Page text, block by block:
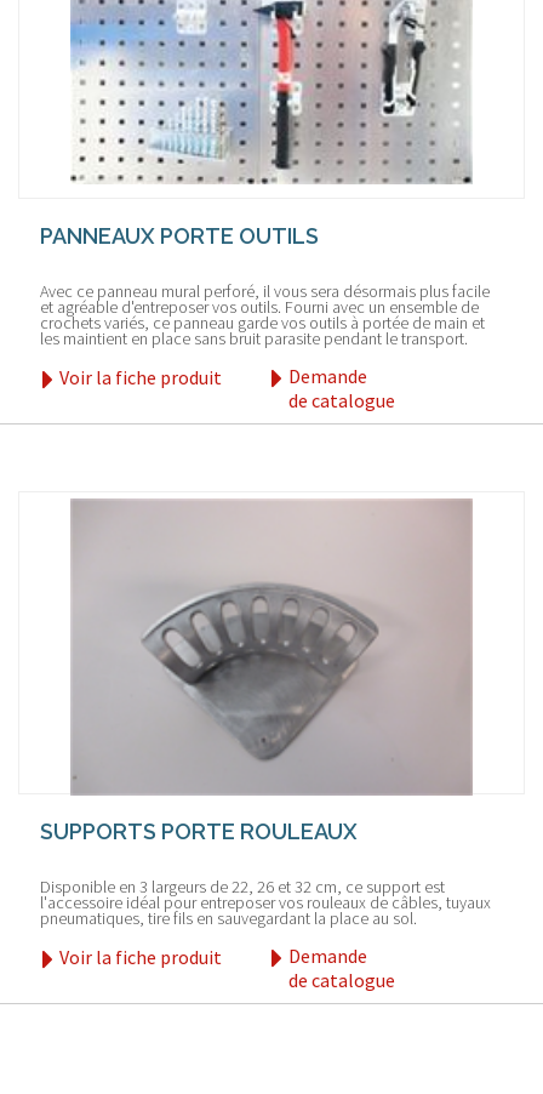
PANNEAUX PORTE OUTILS
Avec ce panneau mural perforé, il vous sera désormais plus facile
et agréable d'entreposer vos outils. Fourni avec un ensemble de
crochets variés, ce panneau garde vos outils à portée de main et
les maintient en place sans bruit parasite pendant le transport.
Voir la fiche produit
Demande
de catalogue
SUPPORTS PORTE ROULEAUX
Disponible en 3 largeurs de 22, 26 et 32 cm, ce support est
l'accessoire idéal pour entreposer vos rouleaux de câbles, tuyaux
pneumatiques, tire fils en sauvegardant la place au sol.
Voir la fiche produit
Demande
de catalogue